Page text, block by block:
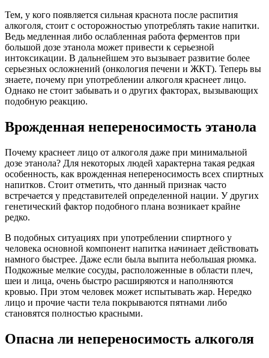
Тем, у кого появляется сильная краснота после распития
алкоголя, стоит с осторожностью употреблять такие напитки.
Ведь медленная либо ослабленная работа ферментов при
большой дозе этанола может привести к серьезной
интоксикации. В дальнейшем это вызывает развитие более
серьезных осложнений (онкология печени и ЖКТ). Теперь вы
знаете, почему при употреблении алкоголя краснеет лицо.
Однако не стоит забывать и о других факторах, вызывающих
подобную реакцию.
Врожденная непереносимость этанола
Почему краснеет лицо от алкоголя даже при минимальной
дозе этанола? Для некоторых людей характерна такая редкая
особенность, как врожденная непереносимость всех спиртных
напитков. Стоит отметить, что данный признак часто
встречается у представителей определенной нации. У других
генетический фактор подобного плана возникает крайне
редко.
В подобных ситуациях при употреблении спиртного у
человека основной компонент напитка начинает действовать
намного быстрее. Даже если была выпита небольшая рюмка.
Подкожные мелкие сосуды, расположенные в области плеч,
шеи и лица, очень быстро расширяются и наполняются
кровью. При этом человек может испытывать жар. Нередко
лицо и прочие части тела покрываются пятнами либо
становятся полностью красными.
Опасна ли непереносимость алкоголя